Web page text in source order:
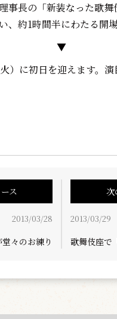
事長の「新装なった歌
、約1時間半にわたる開
▼
）に初日を迎えます。演
ス
2013/03/28
々のお練り
次
2013/03/29
歌舞伎座で